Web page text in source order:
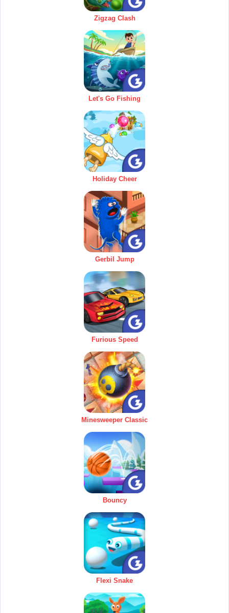
Zigzag Clash
Let's Go Fishing
Holiday Cheer
Gerbil Jump
Furious Speed
Minesweeper Classic
Bouncy
Flexi Snake